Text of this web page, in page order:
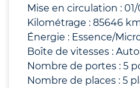
Mise en circulation :
Kilométrage : 85646
Énergie : Essence/
Boîte de vitesses :
Nombre de portes : 5
Nombre de places : 5